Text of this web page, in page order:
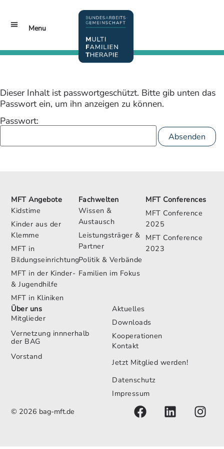
Menu
Dieser Inhalt ist passwortgeschützt. Bitte gib unten das
Passwort ein, um ihn anzeigen zu können.
Passwort:
MFT Angebote
Kidstime
Kinder aus der
Klemme
MFT in
Bildungseinrichtungen
MFT in der Kinder-
& Jugendhilfe
MFT in Kliniken
Fachwelten
Wissen &
Austausch
Leistungsträger &
Partner
Politik & Verbände
Familien im Fokus
MFT Conferences
MFT Conference
2025
MFT Conference
2023
Über uns
Mitglieder
Vernetzung innnerhalb
der BAG
Vorstand
Aktuelles
Downloads
Kooperationen
Kontakt
Jetzt Mitglied werden!
Datenschutz
Impressum
© 2026 bag-mft.de